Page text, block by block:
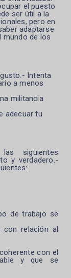
el puesto
ser útil a la
pero en
adaptarse
mundo de los
Intenta
a menos
militancia
adecuar tu
siguientes
y verdadero.-
de trabajo se
con relación al
con el
y que se